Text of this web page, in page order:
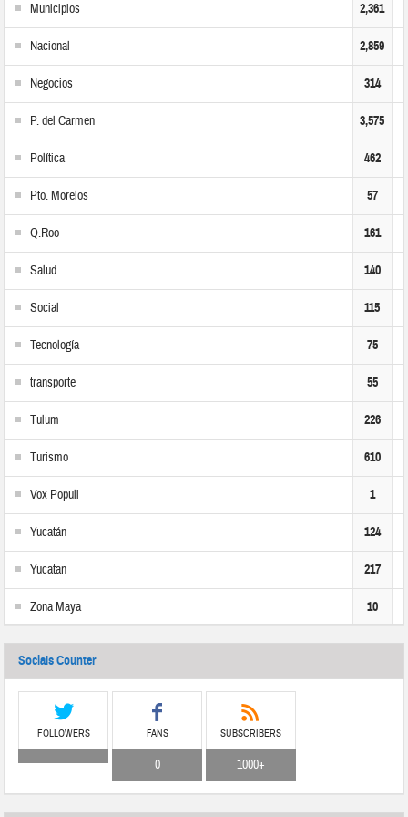
Municipios 2,361
Nacional 2,859
Negocios 314
P. del Carmen 3,575
Política 462
Pto. Morelos 57
Q.Roo 161
Salud 140
Social 115
Tecnología 75
transporte 55
Tulum 226
Turismo 610
Vox Populi 1
Yucatán 124
Yucatan 217
Zona Maya 10
Socials Counter
FOLLOWERS FANS
0
SUBSCRIBERS
1000+